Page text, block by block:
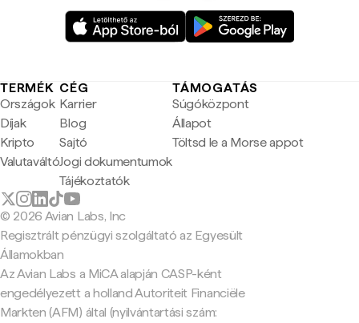
TERMÉK
Országok
Díjak
Kripto
Valutaváltó
CÉG
Karrier
Blog
Sajtó
Jogi dokumentumok
Tájékoztatók
TÁMOGATÁS
Súgóközpont
Állapot
Töltsd le a Morse appot
© 2026 Avian Labs, Inc
Regisztrált pénzügyi szolgáltató az Egyesült
Államokban
Az Avian Labs a MiCA alapján CASP-ként
engedélyezett a holland Autoriteit Financiële
Markten (AFM) által (nyilvántartási szám: